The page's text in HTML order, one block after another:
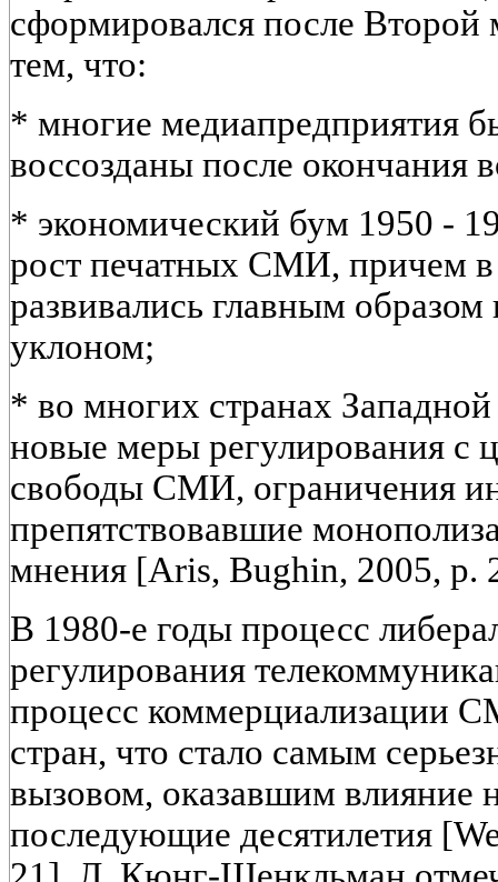
сформировался после Второй
тем, что:
* многие медиапредприятия
воссозданы после окончания
* экономический бум 1950 -
рост печатных СМИ, причем в
развивались главным
уклоном;
* во многих странах
новые меры регулирования с
свободы СМИ, ограничения
препятствовавшие
мнения [Aris, Bughin, 2005, p.
В 1980-е годы процесс
регулирования
процесс коммерциализации
стран, что стало самым
вызовом, оказавшим влияние
последующие десятилетия